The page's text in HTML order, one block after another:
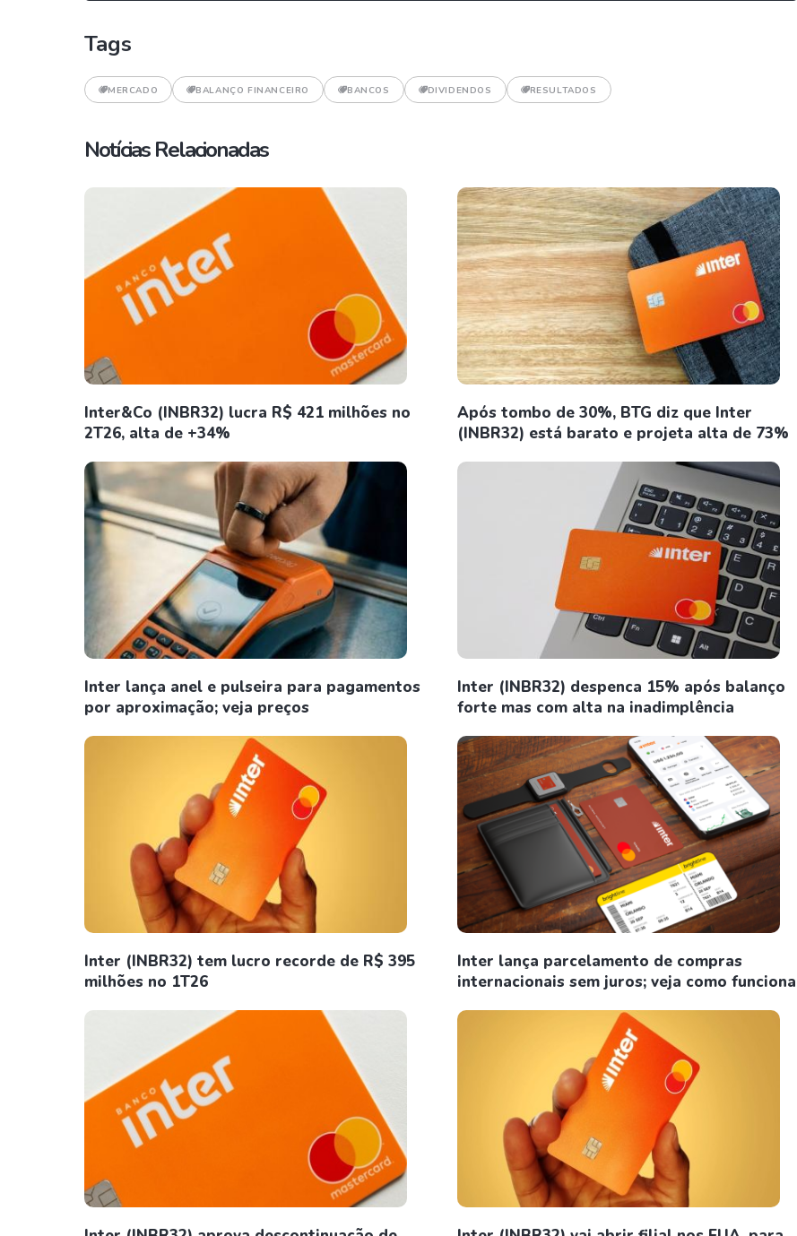
Tags
MERCADO BALANÇO FINANCEIRO BANCOS DIVIDENDOS RESULTADOS
Notícias Relacionadas
Inter&Co (INBR32) lucra R$ 421 milhões no
2T26, alta de +34%
Após tombo de 30%, BTG diz que Inter
(INBR32) está barato e projeta alta de 73%
Inter lança anel e pulseira para pagamentos
por aproximação; veja preços
Inter (INBR32) despenca 15% após balanço
forte mas com alta na inadimplência
Inter (INBR32) tem lucro recorde de R$ 395
milhões no 1T26
Inter lança parcelamento de compras
internacionais sem juros; veja como funciona